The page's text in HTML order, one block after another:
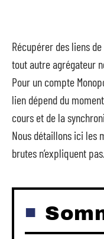
Récupérer des liens
tout autre agrégateur
Pour un compte
lien dépend du
cours et de la
Nous détaillons ici les
brutes n’expliquent pas.